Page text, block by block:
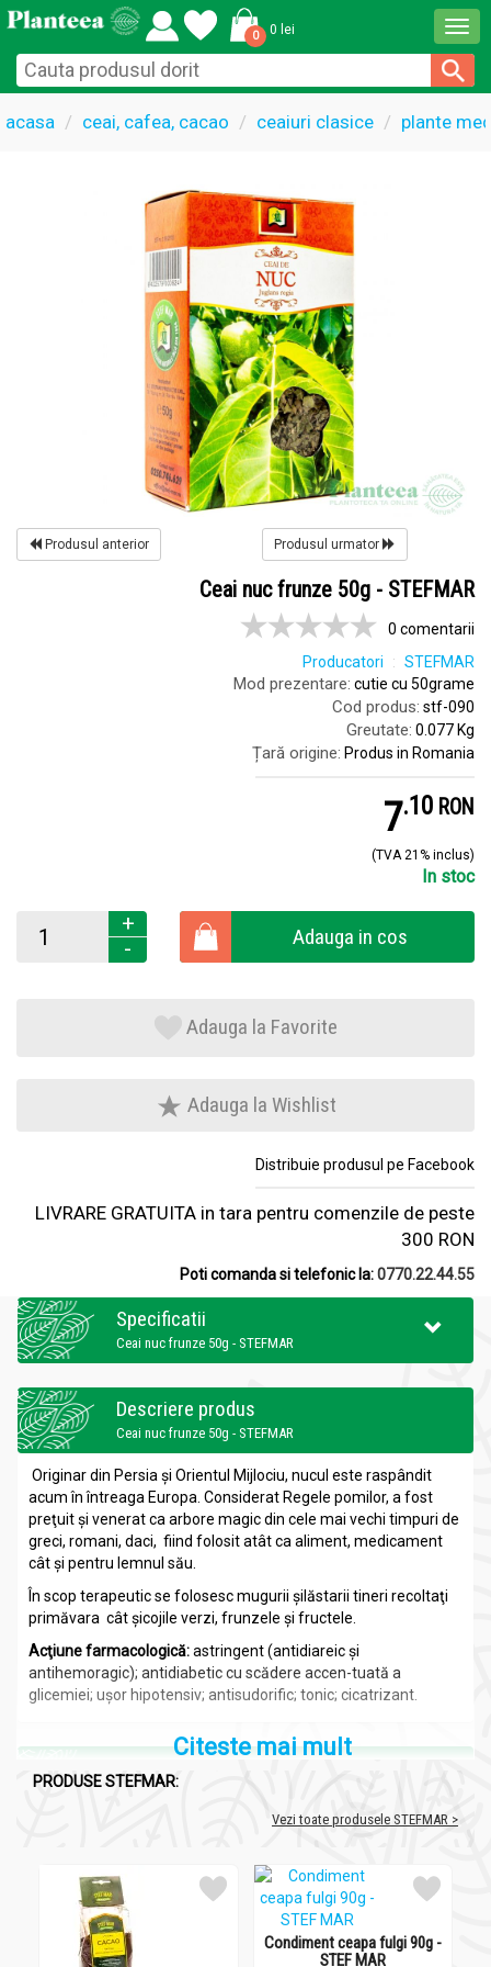
0 0 lei
acasa ceai, cafea, cacao ceaiuri clasice plante
Produsul anterior Produsul urmator
Ceai nuc frunze 50g - STEFMAR
0 comentarii
Producatori
STEFMAR
Mod prezentare: cutie cu 50grame
Cod produs: stf-090
Greutate: 0.077 Kg
Țară origine: Produs in Romania
7.1 RON
(TVA 21% inclus)
In stoc
+
-
Adauga in cos
Adauga la Favorite
Adauga la Wishlist
Distribuie produsul pe Facebook
LIVRARE GRATUITA in tara pentru comenzile de peste
300 RON
Poti comanda si telefonic la:0770.22.44.55
Specificatii
Ceai nuc frunze 50g - STEFMAR
Descriere produs
Ceai nuc frunze 50g - STEFMAR
Originar din Persia şi Orientul Mijlociu, nucul este raspândit
acum în întreaga Europa. Considerat Regele pomilor, a fost
preţuit şi venerat ca arbore magic din cele mai vechi timpuri de
greci, romani, daci, fiind folosit atât ca aliment, medicament
cât şi pentru lemnul său.
În scop terapeutic se folosesc mugurii şilăstarii tineri recoltaţi
primăvara cât şicojile verzi, frunzele şi fructele.
Acţiune farmacologică:astringent (antidiareic şi
antihemoragic); antidiabetic cu scădere accen-tuată a
glicemiei; uşor hipotensiv; antisudorific; tonic; cicatrizant.
Compozitie
Ceai nuc frunze 50g - STEFMAR
Recomandari
Ceai nuc frunze 50g - STEFMAR
Citeste mai mult
PRODUSE STEFMAR:
Vezi toate produsele STEFMAR >
Condiment ceapa fulgi 90g -
STEF MAR